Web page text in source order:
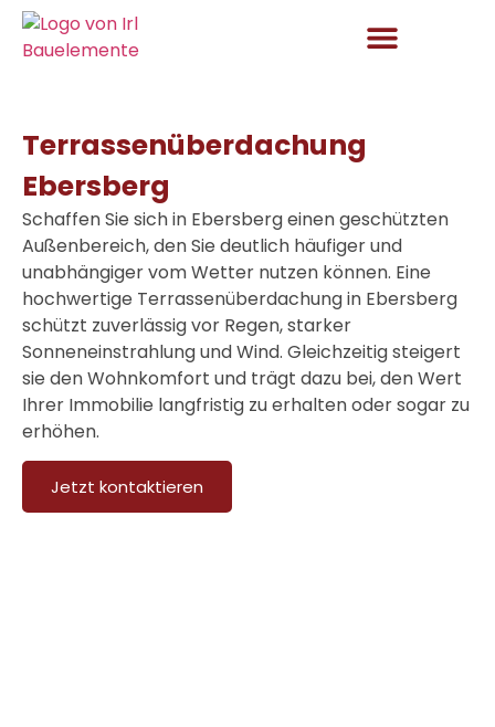
Terrassenüberdachung
Ebersberg
Schaffen Sie sich in Ebersberg einen geschützten
Außenbereich, den Sie deutlich häufiger und
unabhängiger vom Wetter nutzen können. Eine
hochwertige Terrassenüberdachung in Ebersberg
schützt zuverlässig vor Regen, starker
Sonneneinstrahlung und Wind. Gleichzeitig steigert
sie den Wohnkomfort und trägt dazu bei, den Wert
Ihrer Immobilie langfristig zu erhalten oder sogar zu
erhöhen.
Jetzt kontaktieren